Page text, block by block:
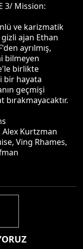
3/ Mission:
ve karizmatik
ajan Ethan
ayrılmış,
bilmeyen
birlikte
bir hayata
geçmişi
Alex Kurtzman
Ving Rhames,